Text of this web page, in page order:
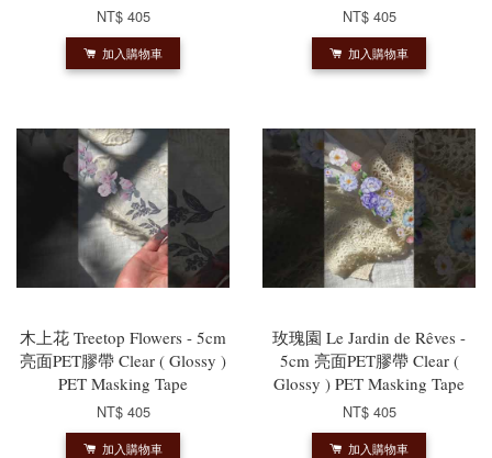
NT$ 405
加入購物車
NT$ 405
加入購物車
木上花 Treetop Flowers - 5cm
亮面PET膠帶 Clear ( Glossy )
PET Masking Tape
NT$ 405
加入購物車
玫瑰園 Le Jardin de Rêves -
5cm 亮面PET膠帶 Clear (
Glossy ) PET Masking Tape
NT$ 405
加入購物車